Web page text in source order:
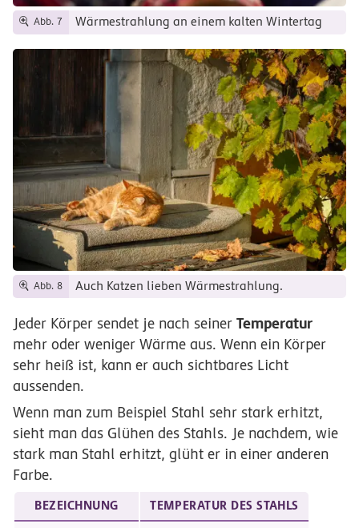
Abb. 7 Wärmestrahlung an einem kalten Wintertag
Abb. 8 Auch Katzen lieben Wärmestrahlung.
Jeder Körper sendet je nach seiner Temperatur
mehr oder weniger Wärme aus. Wenn ein Körper
sehr heiß ist, kann er auch sichtbares Licht
aussenden.
Wenn man zum Beispiel Stahl sehr stark erhitzt,
sieht man das Glühen des Stahls. Je nachdem, wie
stark man Stahl erhitzt, glüht er in einer anderen
Farbe.
BEZEICHNUNG TEMPERATUR DES STAHLS